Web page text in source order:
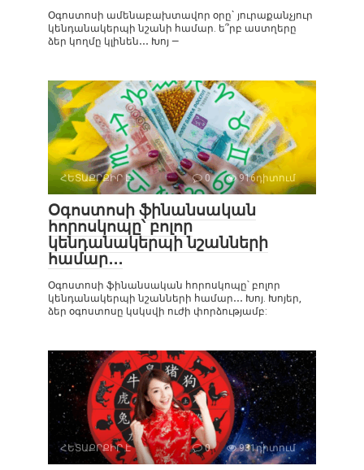
Օգոստոսի ամենաբախտավոր օրը` յուրաքանչյուր
կենդանակերպի նշանի համար. ե՞րբ աստղերը
ձեր կողմը կլինեն․․․ Խոյ —
ՀԵՏԱՔՐՔԻՐ Է 0 916դիտում
Օգոստոսի ֆինանսական
հորոսկոպը՝ բոլոր
կենդանակերպի նշանների
համար․․․
Օգոստոսի ֆինանսական հորոսկոպը՝ բոլոր
կենդանակերպի նշանների համար․․․ Խոյ. Խոյեր,
ձեր օգոստոսը կսկսվի ուժի փորձությամբ:
ՀԵՏԱՔՐՔԻՐ Է 0 931դիտում